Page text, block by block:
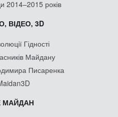
2014–2015 років
ВІДЕО, 3D
Гідності
Майдану
Писаренка
МАЙДАН